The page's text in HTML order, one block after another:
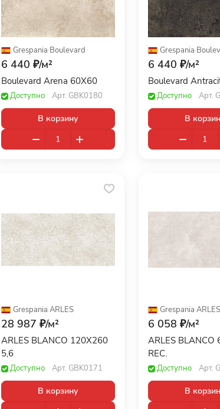
Grespania·Boulevard
6 440 ₽/м²
Boulevard Arena 60X60
Доступно Арт. GBK0180
В корзину
Grespania·
6 440 ₽/м²
Boulevard
Доступно Арт.
В
Grespania·ARLES
28 987 ₽/м²
ARLES BLANCO 120X260
5,6
Доступно Арт. GBK0171
В корзину
Grespania·ARLES
6 058 ₽/м²
ARLES BLANCO 60X120
REC.
Доступно Арт.
В